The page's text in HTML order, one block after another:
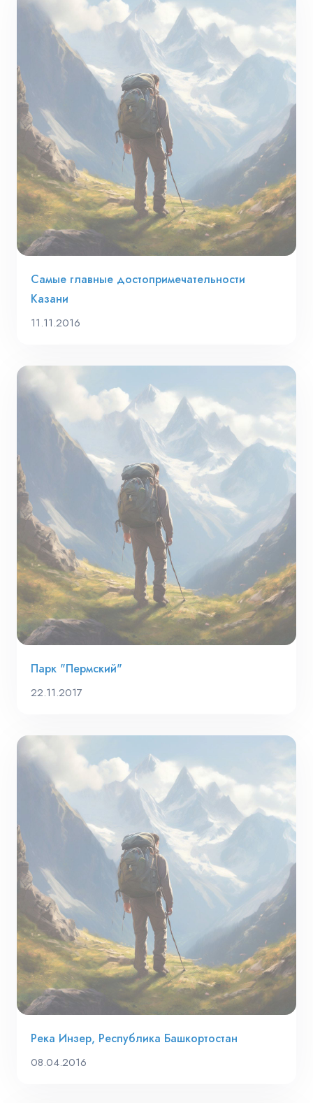
Самые главные достопримечательности
Казани
11.11.2016
Парк "Пермский"
22.11.2017
Река Инзер, Республика Башкортостан
08.04.2016